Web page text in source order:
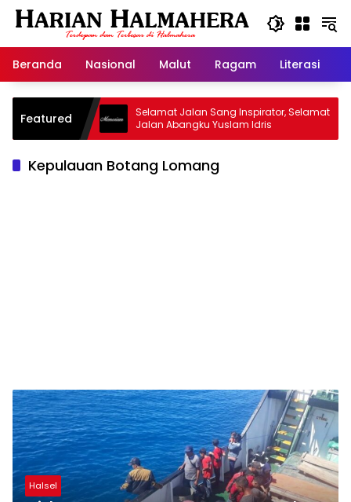
Langsung
Beranda
Nasional Malut Ragam Literasi
Featured
Warisan
Selamat Jalan Sang Inspirator, Selamat
Jalan Abangku Yuslam Idris
Kepulauan Botang Lomang
Halsel